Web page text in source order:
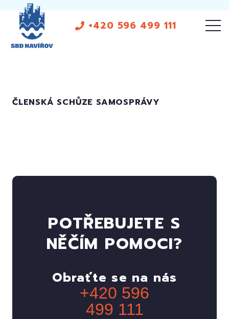
+420 596 499 111
ČLENSKÁ SCHŮZE SAMOSPRÁVY
POTŘEBUJETE S
NĚČÍM POMOCI?
Obraťte se na nás
+420 596
499 111